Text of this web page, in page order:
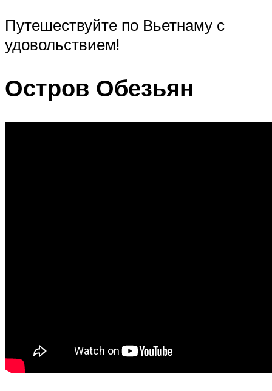
Путешествуйте по Вьетнаму с
удовольствием!
Остров Обезьян